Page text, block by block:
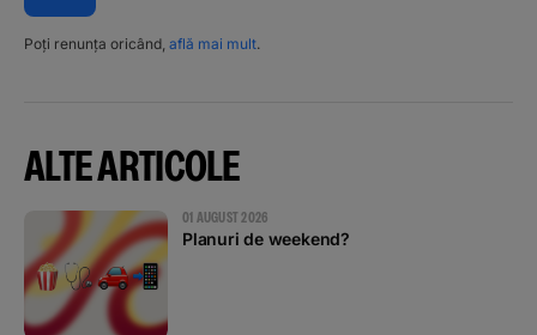
Poți renunța oricând, află mai mult.
ALTE ARTICOLE
01 AUGUST 2026
Planuri de weekend?